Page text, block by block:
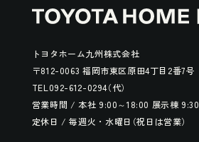
ト ヨ タホーム九州株式会社
〒81 2-0063 福岡市東区原田4丁目 2番7号
TEL 092-612-0294
（代）
営業時間 / 本社 9:00～1 8:00 展示棟 9:30
定休日 / 毎週火 ・ 水曜日（祝 日 は営業）